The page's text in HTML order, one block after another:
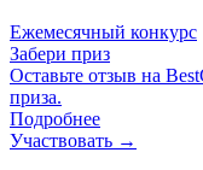
Ежемесячный конкурс
Забери приз
Оставьте отзыв на
приза.
Подробнее
Участвовать →